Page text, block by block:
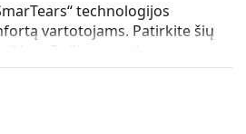
technologijos
vartotojams. Patirkite šių
Dailies